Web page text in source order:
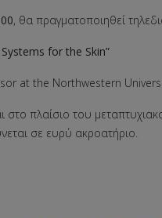
, θα πραγματοποιηθεί
for the Skin”
at the Northwestern
στο πλαίσιο του
σε ευρύ ακροατήριο.